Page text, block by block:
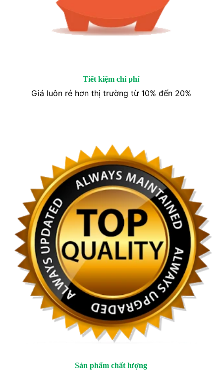
Tiết kiệm chi phí
Giá luôn rẻ hơn thị trường từ 10% đến 20%
Sản phẩm chất lượng